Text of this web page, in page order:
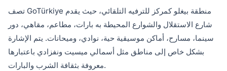
تصف GoTürkiye منطقة بيغلو كمركز للترفيه التلقائي، حيث يقدم
شارع الاستقلال والشوارع المحيطة به بارات، مطاعم، مقاهي، دور
سينما، مسارح، أماكن موسيقية حية، نوادي، وميحانات. يتم الإشارة
بشكل خاص إلى مناطق مثل أسمالي ميسيت ونفزادي باعتبارها
معروفة بثقافة الشرب والبارات.